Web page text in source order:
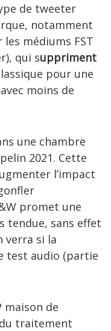
de tweeter
notamment
les médiums FST
qui suppriment
pour une
moins de
une chambre
2021. Cette
l’impact
promet une
tendue, sans effet
verra si la
test audio (partie
maison de
traitement